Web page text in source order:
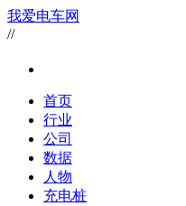
我爱电车网
//
首页
行业
公司
数据
人物
充电桩